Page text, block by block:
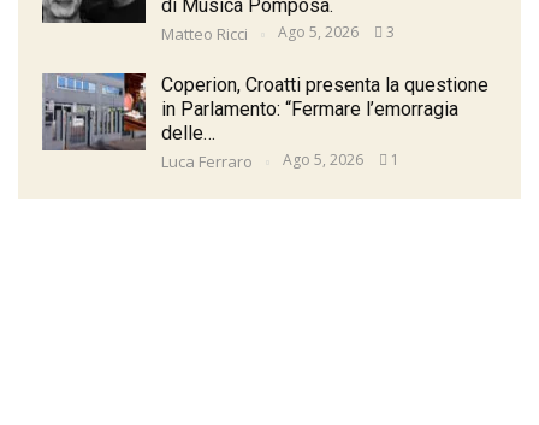
di Musica Pomposa.
Matteo Ricci Ago 5, 2026 3
Coperion, Croatti presenta la questione
in Parlamento: “Fermare l’emorragia
delle…
Luca Ferraro Ago 5, 2026 1